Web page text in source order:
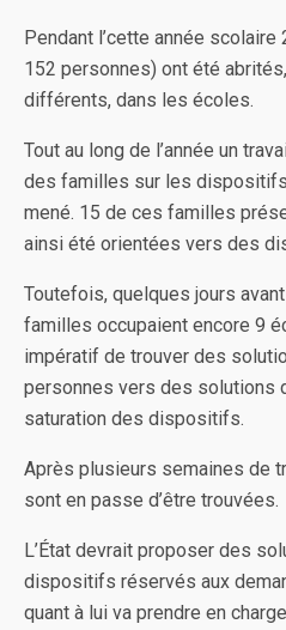
Pendant l’cette année
152 personnes) ont été
différents, dans les écoles.
Tout au long de l’année un
des familles sur les dispositifs
mené. 15 de ces familles
ainsi été orientées vers des
Toutefois, quelques jours
familles occupaient encore 9
impératif de trouver des
personnes vers des solutions
saturation des dispositifs.
Après plusieurs semaines de
sont en passe d’être trouvées.
L’État devrait proposer des
dispositifs réservés aux
quant à lui va prendre en